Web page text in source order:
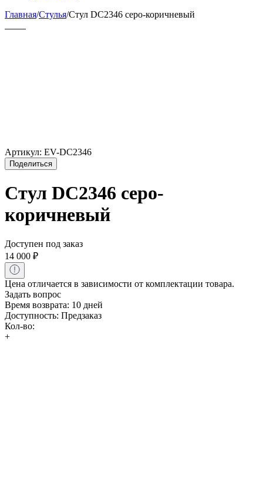
Главная/Стулья/Стул DC2346 серо-коричневый
Артикул: EV-DC2346
Поделиться
Стул DC2346 серо-
коричневый
Доступен под заказ
14 000 ₽
Цена отличается в зависимости от комплектации товара.
Задать вопрос
Время возврата: 10 дней
Доступность: Предзаказ
Кол-во:
+